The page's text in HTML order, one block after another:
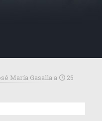
María Gasalla a
25